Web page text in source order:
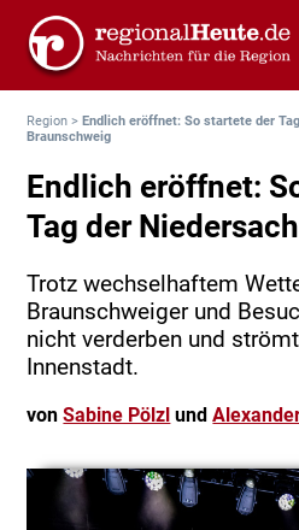
Region >Endlich eröffnet: So startete der
Braunschweig
Endlich eröffnet:
Tag der
Trotz wechselhaftem
Braunschweiger und
nicht verderben und
Innenstadt.
vonSabine Pölzl und